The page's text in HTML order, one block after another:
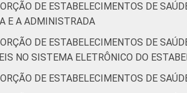
Capital 65 56
Interior 45 39
corrigida em maio de 2015. Para mais
DE ESTABELECIMENTOS DE
E A ADMINISTRADA
DE ESTABELECIMENTOS DE
NO SISTEMA ELETRÔNICO DO
DE ESTABELECIMENTOS DE